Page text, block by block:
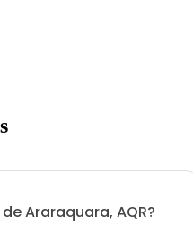
Araraquara, AQR?